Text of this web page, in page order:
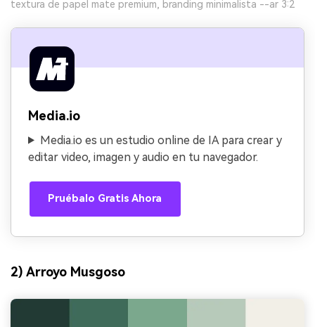
textura de papel mate premium, branding minimalista --ar 3:2
Media.io
Media.io es un estudio online de IA para crear y
editar video, imagen y audio en tu navegador.
Pruébalo Gratis Ahora
2) Arroyo Musgoso